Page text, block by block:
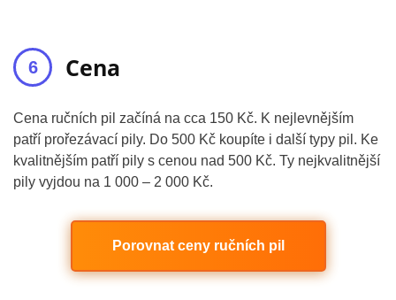
Cena
Cena ručních pil začíná na cca 150 Kč. K nejlevnějším
patří prořezávací pily. Do 500 Kč koupíte i další typy pil. Ke
kvalitnějším patří pily s cenou nad 500 Kč. Ty nejkvalitnější
pily vyjdou na 1 000 – 2 000 Kč.
Porovnat ceny ručních pil